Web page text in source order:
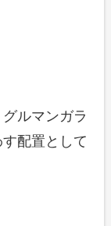
ルマンガラ
配置として